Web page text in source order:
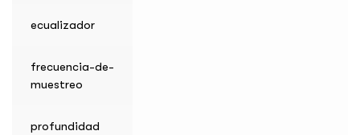
ecualizador
frecuencia-de-
muestreo
profundidad